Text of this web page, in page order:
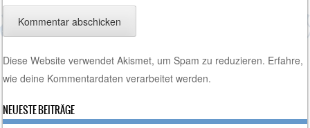
Diese Website verwendet Akismet, um Spam zu reduzieren. Erfahre,
wie deine Kommentardaten verarbeitet werden.
NEUESTE BEITRÄGE